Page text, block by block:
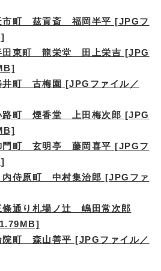
町 茲貢斎 福岡半平 [JPGフ
東町 龍栄堂 田上栄吉 [JPG
町 古梅園 [JPGファイル／
町 煙香堂 上田梅次郎 [JPG
町 玄明亭 藤岡喜平 [JPGフ
侍原町 中村集治郎 [JPGファ
通り札場ノ辻 嶋田常次郎
町 森山善平 [JPGファイル／